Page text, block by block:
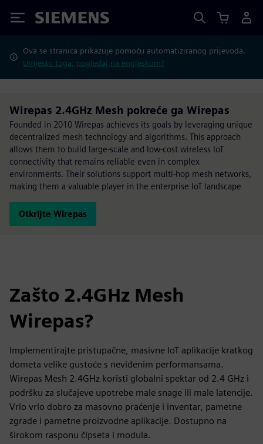
Siemens
Ova se stranica prikazuje pomoću automatiziranog prijevoda.
Umjesto toga, pogledaj na engleskom?
Wirepas 2.4GHz Mesh pokreće ga Wirepas
Founded in 2010 Wirepas achieves its goals by leveraging unique
decentralized mesh technology and algorithms. This approach
allows them to build large-scale and low-cost wireless IoT
connectivity that remains reliable even in complex
environments. Their solutions support multi-hop mesh networks,
making them a valuable player in the enterprise IoT landscape
Otkrijte Wirepas
Zašto 2.4GHz Mesh
Wirepas?
Implementirajte pristupačne, masivne IoT aplikacije kratkog
dometa velike gustoće s neviđenim performansama.
Wirepas Mesh 2.4GHz koristi globalni spektar od 2.4 GHz i
podršku za slučajeve upotrebe male snage ili male latencije.
Vrlo vrlo dobro za masovno praćenje i inventar, pametne
zgrade i pametne proizvodne aplikacije. Dostupno na
širokom rasponu čipseta i modula.